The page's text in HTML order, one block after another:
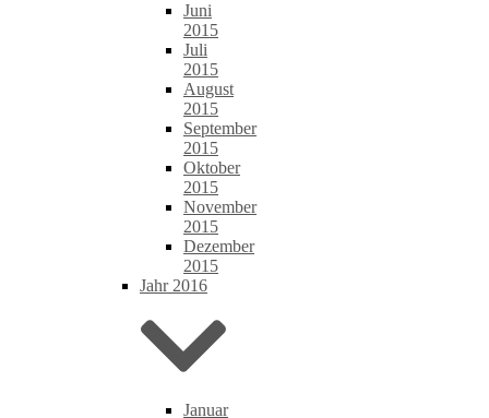
Juni
2015
Juli
2015
August
2015
September
2015
Oktober
2015
November
2015
Dezember
2015
Jahr 2016
Januar